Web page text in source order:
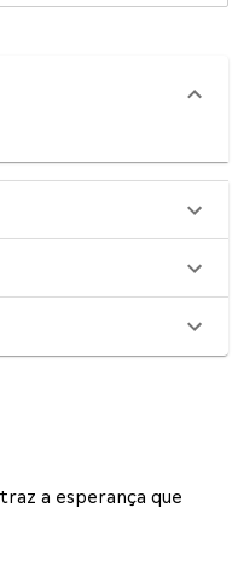
a esperança que